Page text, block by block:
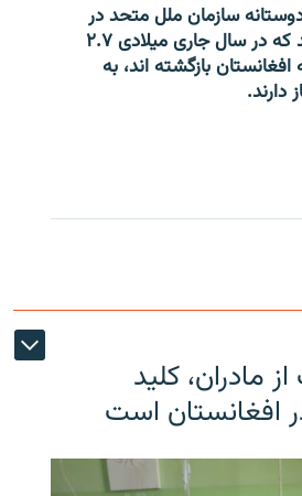
سازمان ملل متحد در
افغانستان (اوچا) می‌گوید که در سال جاری میلادی ۲.۷
بازگشته اند، به
مادران، کلید
افغانستان است